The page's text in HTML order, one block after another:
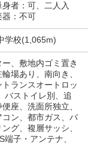
者：可、二人入
器：不可
学校(1,065m)
、敷地内ゴミ置き
場あり、南向き、
ランスオートロッ
バストイレ別、追
座、洗面所独立、
ン、都市ガス、バ
グ、複層サッシ、
子・アンテナ、